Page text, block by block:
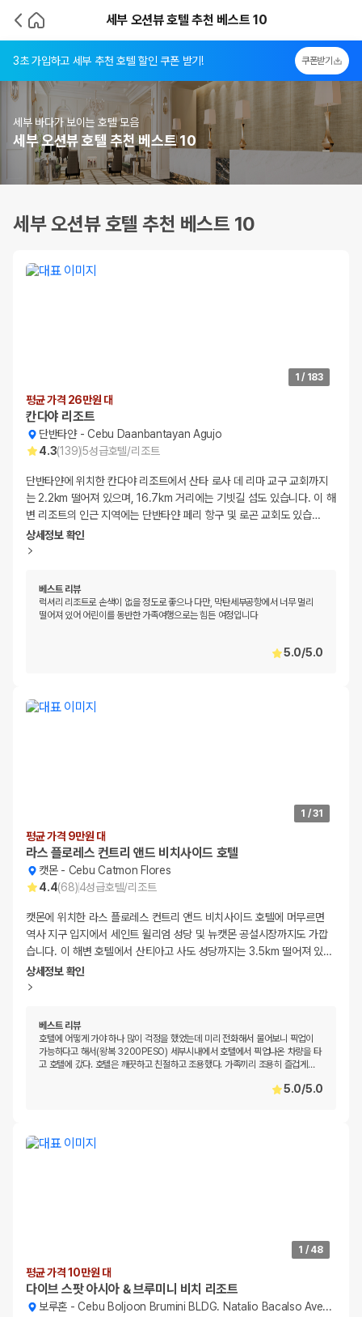
세부 오션뷰 호텔 추천 베스트 10
3초 가입하고 세부 추천 호텔 할인 쿠폰 받기! 쿠폰받기
세부 바다가 보이는 호텔 모음
세부 오션뷰 호텔 추천 베스트 10
세부 오션뷰 호텔 추천 베스트 10
1 / 183
평균 가격 26만원 대
칸다야 리조트
단반타얀-Cebu Daanbantayan Agujo
4.3(139)5성급호텔/리조트
단반타얀에 위치한 칸다야 리조트에서 산타 로사 데 리마 교구 교회까지
는 2.2km 떨어져 있으며, 16.7km 거리에는 기빗길 섬도 있습니다. 이 해
변 리조트의 인근 지역에는 단반타얀 페리 항구 및 로곤 교회도 있습…
상세정보 확인
베스트 리뷰
럭셔리 리조트로 손색이 없을 정도로 좋으나 다만, 막탄세부공항에서 너무 멀리
떨어져 있어 어린이를 동반한 가족여행으로는 힘든 여정입니다
5.0/5.0
1 /31
평균 가격 9만원 대
라스 플로레스 컨트리 앤드 비치사이드 호텔
캣몬- Cebu Catmon Flores
4.4(68)4성급호텔/리조트
캣몬에 위치한 라스 플로레스 컨트리 앤드 비치사이드 호텔에 머무르면
역사 지구 입지에서 세인트 윌리엄 성당 및 뉴캣몬 공설시장까지도 가깝
습니다. 이 해변 호텔에서 산티아고 사도 성당까지는 3.5km 떨어져 있…
상세정보 확인
베스트 리뷰
호텔에 어떻게 가야 하나 많이 걱정을 했었는데 미리 전화해서 물어보니 픽업이
가능하다고 해서(왕복 3200PESO) 세부시내에서 호텔에서 픽업나온 차량을 타
고 호텔에 갔다. 호텔은 깨끗하고 친절하고 조용했다. 가족끼리 조용히 즐겁게 …
5.0/5.0
1 / 48
평균 가격 10만원 대
다이브 스팟 아시아 & 브루미니 비치 리조트
보루혼 -Cebu Boljoon Brumini BLDG. Natalio Bacalso Avenue